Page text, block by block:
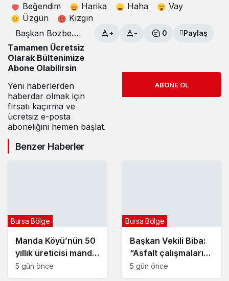
Beğendim Harika Haha
Vay
Üzgün
Kızgın
Başkan Bozbey,
öğrencilerin
karne sevincine
ortak oldu
+ - 0 Paylaş
Tamamen Ücretsiz
Olarak Bültenimize
Abone Olabilirsin
Yeni haberlerden
haberdar olmak için
fırsatı kaçırma ve
ücretsiz e-posta
aboneliğini hemen başlat.
ABONE OL
Benzer Haberler
Manda Köyü’nün 50
yıllık üreticisi manda
sucuğu ve
Bursa Bölge
5 gün önce
Başkan Vekili Biba:
“Asfalt çalışmalarını
12 kat artırdık”
Bursa Bölge
5 gün önce